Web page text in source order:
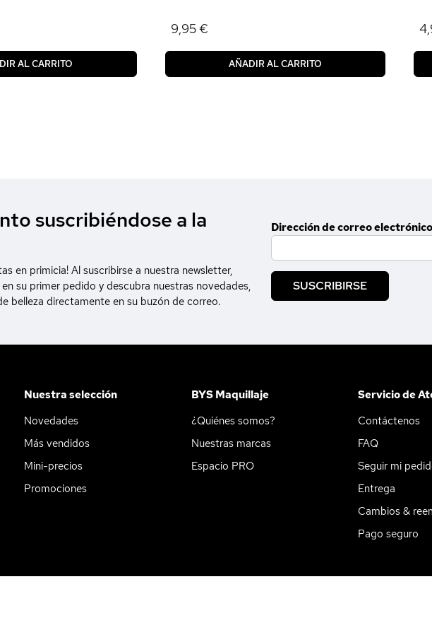
AL CARRITO
9,95 €
AÑADIR AL CARRITO
suscribiéndose a la
en primicia! Al suscribirse a nuestra newsletter,
su primer pedido y descubra nuestras novedades,
belleza directamente en su buzón de correo.
Dirección de correo electrónico
SUSCRIBIRSE
Nuestra selección
Novedades
Más vendidos
Mini-precios
Promociones
BYS Maquillaje
¿Quiénes somos?
Nuestras marcas
Espacio PRO
Servicio de
Contáctenos
FAQ
Seguir mi
Entrega
Cambios &
Pago seguro